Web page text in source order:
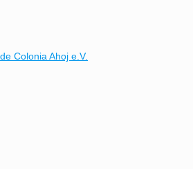
Colonia Ahoj e.V.